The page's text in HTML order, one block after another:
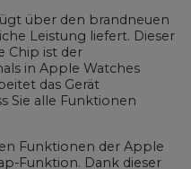
über den brandneuen
Leistung liefert. Dieser
Chip ist der
in Apple Watches
das Gerät
Sie alle Funktionen
Funktionen der Apple
Funktion. Dank dieser